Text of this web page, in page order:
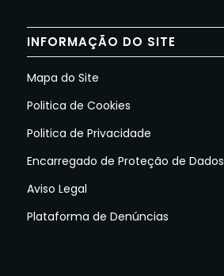
INFORMAÇÃO DO SITE
Mapa do Site
Politica de Cookies
Politica de Privacidade
Encarregado de Proteção de Dados
Aviso Legal
Plataforma de Denúncias